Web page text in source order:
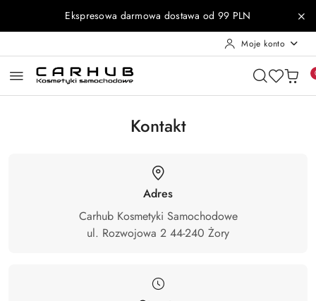
Przejdź do treści głównej
Przejdź do wyszukiwarki
Przejdź do moje konto
Przejdź do menu głównego
Przejdź do stopki
Ekspresowa darmowa dostawa od 99 PLN
Moje konto
Kontakt
Adres
Carhub Kosmetyki Samochodowe
ul. Rozwojowa 2 44-240 Żory